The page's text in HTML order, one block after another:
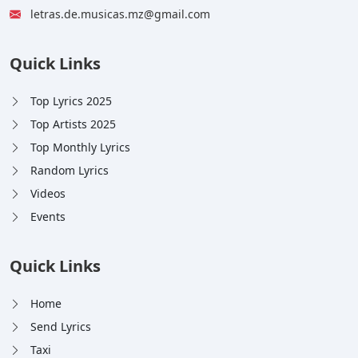
letras.de.musicas.mz@gmail.com
Quick Links
Top Lyrics 2025
Top Artists 2025
Top Monthly Lyrics
Random Lyrics
Videos
Events
Quick Links
Home
Send Lyrics
Taxi